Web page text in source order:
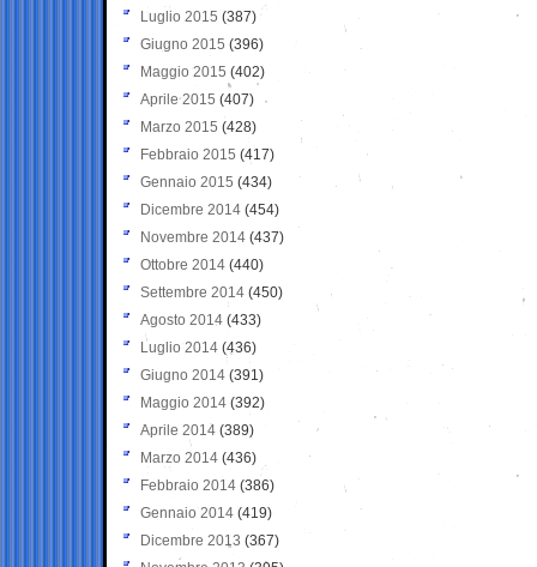
Luglio 2015 (387)
Giugno 2015 (396)
Maggio 2015 (402)
Aprile 2015 (407)
Marzo 2015 (428)
Febbraio 2015 (417)
Gennaio 2015 (434)
Dicembre 2014 (454)
Novembre 2014 (437)
Ottobre 2014 (440)
Settembre 2014 (450)
Agosto 2014 (433)
Luglio 2014 (436)
Giugno 2014 (391)
Maggio 2014 (392)
Aprile 2014 (389)
Marzo 2014 (436)
Febbraio 2014 (386)
Gennaio 2014 (419)
Dicembre 2013 (367)